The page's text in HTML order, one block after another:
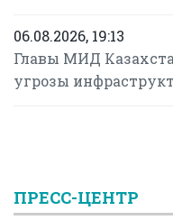
06.08.2026, 19:13
Главы МИД
угрозы
ПРЕСС-ЦЕНТР